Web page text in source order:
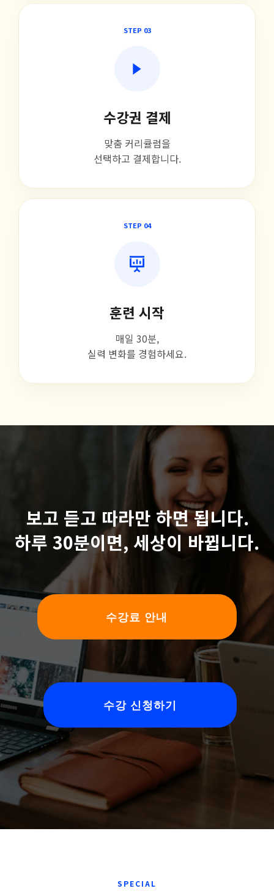
STEP 03
수강권 결제
맞춤 커리큘럼을
선택하고 결제합니다.
STEP 04
훈련 시작
매일 30분,
실력 변화를 경험하세요.
보고 듣고 따라만 하면 됩니다.
하루 30분이면, 세상이 바뀝니다.
수강료 안내
수강 신청하기
SPECIAL